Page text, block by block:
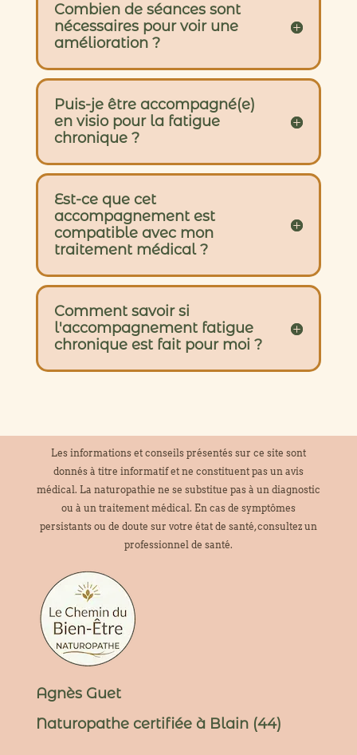
Combien de séances sont
nécessaires pour voir une
amélioration ?
Puis-je être accompagné(e)
en visio pour la fatigue
chronique ?
Est-ce que cet
accompagnement est
compatible avec mon
traitement médical ?
Comment savoir si
l'accompagnement fatigue
chronique est fait pour moi ?
Les informations et conseils présentés sur ce site sont
donnés à titre informatif et ne constituent pas un avis
médical. La naturopathie ne se substitue pas à un diagnostic
ou à un traitement médical. En cas de symptômes
persistants ou de doute sur votre état de santé, consultez un
professionnel de santé.
Agnès Guet
Naturopathe certifiée à Blain (44)